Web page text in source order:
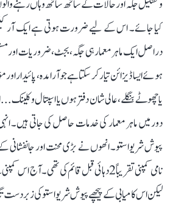
و تشکیل جگہ اور حالات کے ساتھ ساتھ وہاں رہنے
کیا جائے۔ اس کے لیے ضرورت ہوتی ہے ایک
دراصل ایک ماہر معمار ہی جگہ، بجٹ، ضروریات اور
ہوئے ایسا ڈیزائن تیار کر سکتا ہے جو آرامدہ،
یا چھوٹے بنگلے، عالی شان دفتر ہوں یا اسپتال و
دور میں ماہر معمار کی خدمات حاصل کی جاتی ہیں۔
پیوش شریواستو۔ انھوں نے بڑی محنت اور جانفشانی
نامی کمپنی تقریباً 2 دہائی قبل قائم کی تھی۔
لیکن اس کامیابی کے پیچھے پیوش شریواستو کی